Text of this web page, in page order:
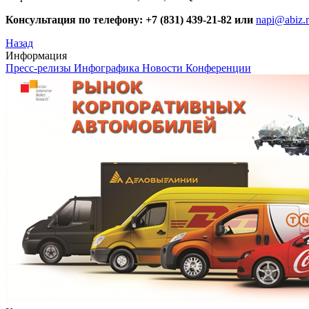
Консультация по телефону: +7 (831) 439-21-82 или
Назад
Информация
Пресс-релизы Инфографика Новости Конференции